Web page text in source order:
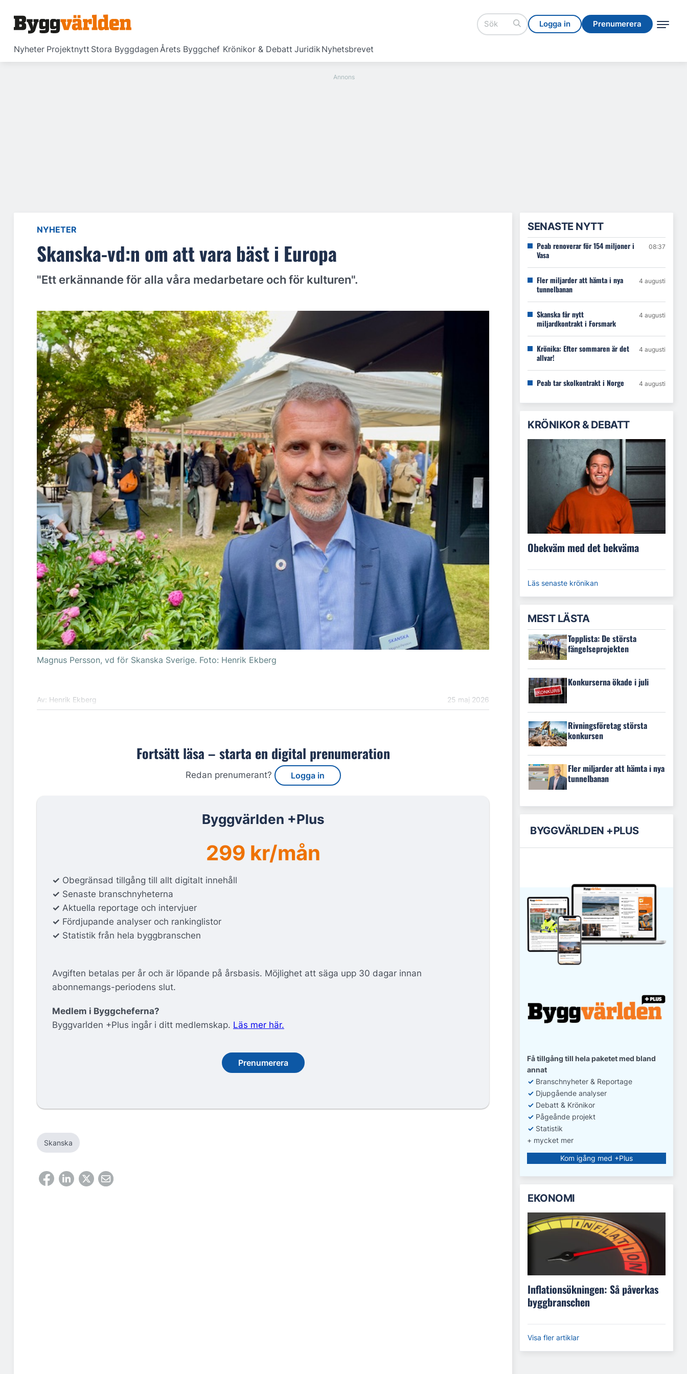
Logga in Prenumerera
Nyheter Projektnytt Stora ByggdagenÅrets Byggchef Krönikor & Debatt JuridikNyhetsbrevet
Logga in Prenumerera
NYHETER
Skanska-vd:n om att vara bäst i Europa
"Ett erkännande för alla våra medarbetare och för kulturen".
Magnus Persson, vd för Skanska Sverige. Foto: Henrik Ekberg
Av: Henrik Ekberg 25 maj 2026
Fortsätt läsa – starta en digital prenumeration
Redan prenumerant? Logga in
Byggvärlden +Plus
299 kr/mån
✓ Obegränsad tillgång till allt digitalt innehåll
✓ Senaste branschnyheterna
✓ Aktuella reportage och intervjuer
✓ Fördjupande analyser och rankinglistor
✓ Statistik från hela byggbranschen
Avgiften betalas per år och är löpande på årsbasis. Möjlighet att säga upp 30 dagar innan
abonnemangs-periodens slut.
Medlem i Byggcheferna?
Byggvarlden +Plus ingår i ditt medlemskap. Läs mer här.
Prenumerera
Skanska
SENASTE NYTT
Peab renoverar för 154 miljoner i
Vasa
08:37
Fler miljarder att hämta i nya
tunnelbanan
4 augusti
Skanska får nytt
miljardkontrakt i Forsmark
4 augusti
Krönika: Efter sommaren är det
allvar!
4 augusti
Peab tar skolkontrakt i Norge 4 augusti
KRÖNIKOR & DEBATT
Obekväm med det bekväma
Läs senaste krönikan
MEST LÄSTA
Topplista: De största
fängelseprojekten
Konkurserna ökade i juli
Rivningsföretag största
konkursen
Fler miljarder att hämta i nya
tunnelbanan
BYGGVÄRLDEN +PLUS
Få tillgång till hela paketet med bland
annat
✓ Branschnyheter & Reportage
✓ Djupgående analyser
✓ Debatt & Krönikor
✓ Pågeånde projekt
✓ Statistik
+ mycket mer
Kom igång med +Plus
EKONOMI
Inflationsökningen: Så påverkas
byggbranschen
Visa fler artiklar